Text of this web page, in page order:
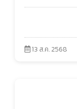
13 ส.ค. 2568